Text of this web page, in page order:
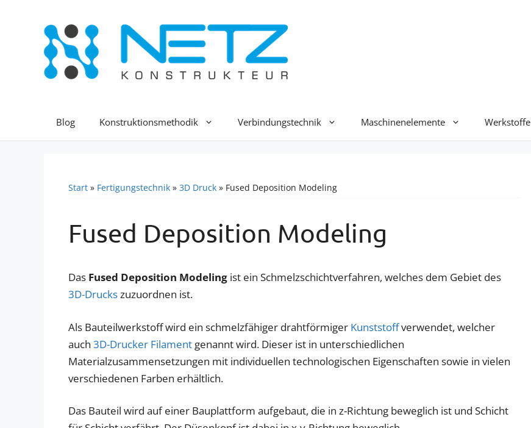
Blog Konstruktionsmethodik Verbindungstechnik Maschinenelemente Werkstoffe
Start » Fertigungstechnik » 3D Druck » Fused Deposition Modeling
Fused Deposition Modeling
Das Fused Deposition Modeling ist ein Schmelzschichtverfahren, welches dem Gebiet des
3D-Druckszuzuordnen ist.
Als Bauteilwerkstoff wird ein schmelzfähiger drahtförmiger Kunststoffverwendet, welcher
auch 3D-Drucker Filament genannt wird. Dieser ist in unterschiedlichen
Materialzusammensetzungen mit individuellen technologischen Eigenschaften sowie in vielen
verschiedenen Farben erhältlich.
Das Bauteil wird auf einer Bauplattform aufgebaut, die in z-Richtung beweglich ist und Schicht